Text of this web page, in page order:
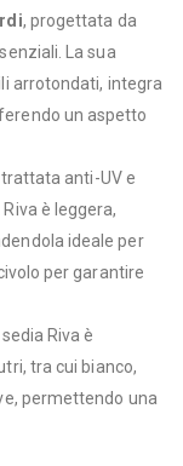
, progettata da
La sua
arrotondati, integra
un aspetto
anti-UV e
è leggera,
ideale per
per garantire
Riva è
tra cui bianco,
permettendo una